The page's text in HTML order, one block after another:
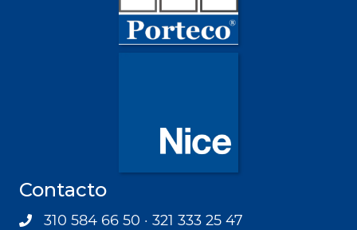
Contacto
310 584 66 50 · 321 333 25 47